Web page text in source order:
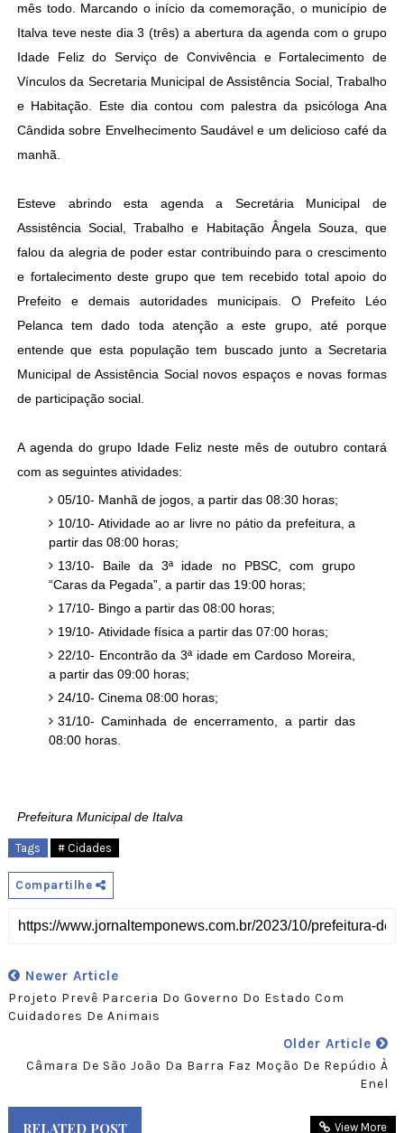
mês todo. Marcando o início da comemoração, o município de
Italva teve neste dia 3 (três) a abertura da agenda com o grupo
Idade Feliz do Serviço de Convivência e Fortalecimento de
Vínculos da Secretaria Municipal de Assistência Social, Trabalho
e Habitação. Este dia contou com palestra da psicóloga Ana
Cândida sobre Envelhecimento Saudável e um delicioso café da
manhã.
Esteve abrindo esta agenda a Secretária Municipal de
Assistência Social, Trabalho e Habitação Ângela Souza, que
falou da alegria de poder estar contribuindo para o crescimento
e fortalecimento deste grupo que tem recebido total apoio do
Prefeito e demais autoridades municipais. O Prefeito Léo
Pelanca tem dado toda atenção a este grupo, até porque
entende que esta população tem buscado junto a Secretaria
Municipal de Assistência Social novos espaços e novas formas
de participação social.
A agenda do grupo Idade Feliz neste mês de outubro contará
com as seguintes atividades:
05/10- Manhã de jogos, a partir das 08:30 horas;
10/10- Atividade ao ar livre no pátio da prefeitura, a
partir das 08:00 horas;
13/10- Baile da 3ª idade no PBSC, com grupo
“Caras da Pegada”, a partir das 19:00 horas;
17/10- Bingo a partir das 08:00 horas;
19/10- Atividade física a partir das 07:00 horas;
22/10- Encontrão da 3ª idade em Cardoso Moreira,
a partir das 09:00 horas;
24/10- Cinema 08:00 horas;
31/10- Caminhada de encerramento, a partir das
08:00 horas.
Prefeitura Municipal de Italva
Tags # Cidades
Compartilhe
Newer Article
Projeto Prevê Parceria Do Governo Do Estado Com
Cuidadores De Animais
Older Article
Câmara De São João Da Barra Faz Moção De Repúdio À
Enel
RELATED POST View More